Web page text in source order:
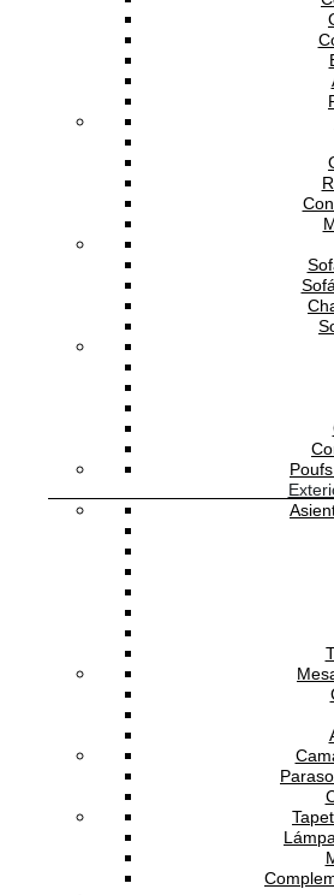
Simula tu mural
NUEVO
Non
1,324.9984
-
Añadir a la cesta
Gaia es una colección de
conjunto de murales basados en
tonalidades neutras.
temáticas, inspiradas en las
naturaleza, emulando ambientes
y formas geométricas. Dando
murales exclusivos.Tapioca es un
los paisajes caribeños. El ritmo y
le aporta dinamismo y frescura.
neutras los hacen viajar a través
estaciones.
Descripción técnica
Colecciones
Gaia
Tres
Tres